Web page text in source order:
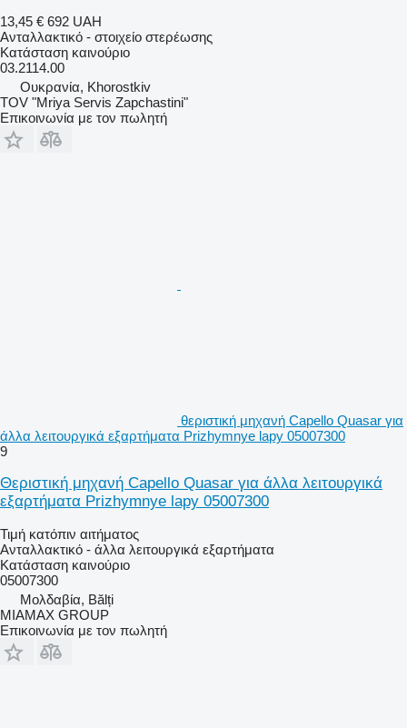
13,45 € 692 UAH
Ανταλλακτικό - στοιχείο στερέωσης
Κατάσταση καινούριο
03.2114.00
Ουκρανία, Khorostkiv
TOV "Mriya Servis Zapchastini"
Επικοινωνία με τον πωλητή
θεριστική μηχανή Capello Quasar για
άλλα λειτουργικά εξαρτήματα Prizhymnye lapy 05007300
9
Θεριστική μηχανή Capello Quasar για άλλα λειτουργικά
εξαρτήματα Prizhymnye lapy 05007300
Τιμή κατόπιν αιτήματος
Ανταλλακτικό - άλλα λειτουργικά εξαρτήματα
Κατάσταση καινούριο
05007300
Μολδαβία, Bălți
MIAMAX GROUP
Επικοινωνία με τον πωλητή